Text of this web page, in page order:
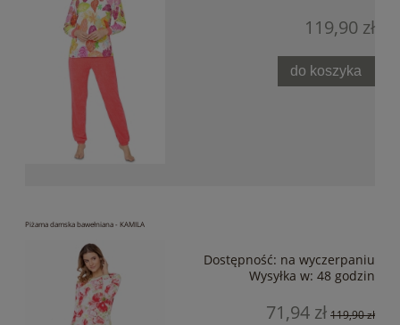
119,90 zł
do koszyka
Piżama damska bawełniana - KAMILA
Dostępność: na wyczerpaniu
Wysyłka w: 48 godzin
71,94 zł 119,90 zł